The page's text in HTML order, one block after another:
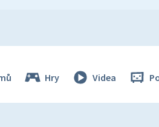
Hry Videa